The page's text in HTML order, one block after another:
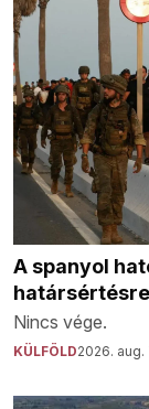
A spanyol
Nincs vége.
KÜLFÖLD2026. aug.